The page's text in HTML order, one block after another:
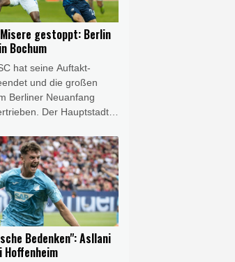
betonte die Verdienste
und warb zugleich für
Umgang
internationalen
gestoppt: Berlin
Bochum
hat seine Auftakt-
und die großen
Berliner Neuanfang
Der Hauptstadt-
der 2. Fußball-
mit 1:0 (1:0) beim VfL
Team von Stefan Leitl
dem großen
Aderlass und gewann
sechs Jahren wieder
Spieltag.
Bedenken": Asllani
Hoffenheim